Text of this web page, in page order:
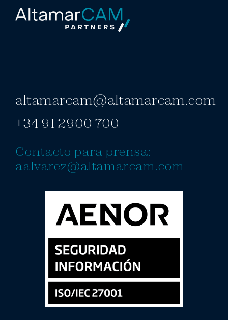
altamarcam@altamarcam.com
+34 91 2900 700
Contacto para prensa:
aalvarez@altamarcam.com